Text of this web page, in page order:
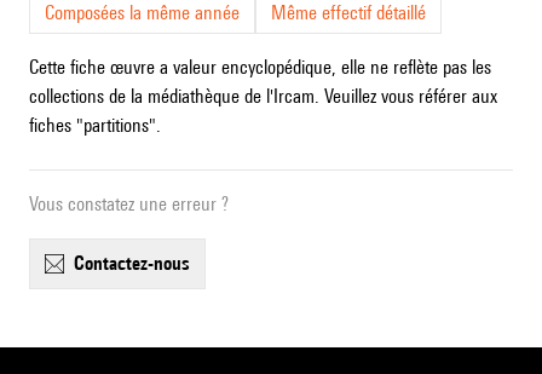
Composées la même année
Même effectif détaillé
Cette fiche œuvre a valeur encyclopédique, elle ne reflète pas les
collections de la médiathèque de l'Ircam. Veuillez vous référer aux
fiches "partitions".
Vous constatez une erreur ?
contactez-nous